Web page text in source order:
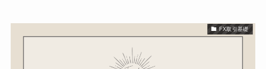
FX取引基礎